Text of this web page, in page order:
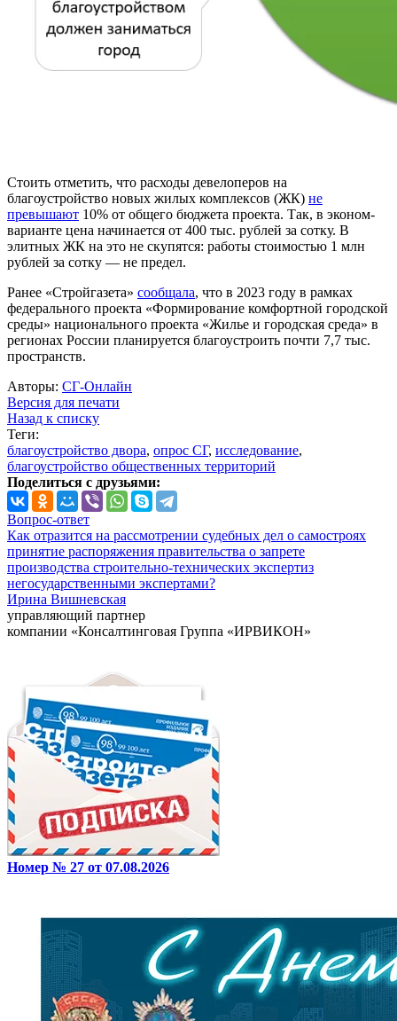
Стоить отметить, что расходы девелоперов на
благоустройство новых жилых комплексов (ЖК) не
превышают 10% от общего бюджета проекта. Так, в эконом-
варианте цена начинается от 400 тыс. рублей за сотку. В
элитных ЖК на это не скупятся: работы стоимостью 1 млн
рублей за сотку — не предел.
Ранее «Стройгазета» сообщала, что в 2023 году в рамках
федерального проекта «Формирование комфортной городской
среды» национального проекта «Жилье и городская среда» в
регионах России планируется благоустроить почти 7,7 тыс.
пространств.
Авторы: СГ-Онлайн
Версия для печати
Назад к списку
Теги:
благоустройство двора, опрос СГ, исследование,
благоустройство общественных территорий
Поделиться с друзьями:
Вопрос-ответ
Как отразится на рассмотрении судебных дел о самостроях
принятие распоряжения правительства о запрете
производства строительно-технических экспертиз
негосударственными экспертами?
Ирина Вишневская
управляющий партнер
компании «Консалтинговая Группа «ИРВИКОН»
Номер № 27 от 07.08.2026